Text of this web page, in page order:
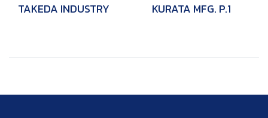
TAKEDA INDUSTRY KURATA MFG. P.1